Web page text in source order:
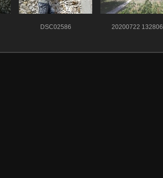
DSC02586 20200722 132806